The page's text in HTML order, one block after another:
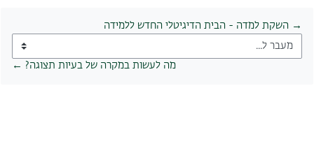
→ השקת למדה - הבית הדיגיטלי החדש ללמידה
מעבר ל...
מה לעשות במקרה של בעיות תצוגה? ←